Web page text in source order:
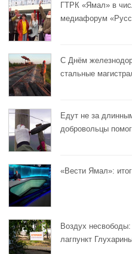
ГТРК «Ямал» в
медиафорум
С Днём
стальные
Едут не за
добровольцы
«Вести Ямал»:
Воздух
лагпункт